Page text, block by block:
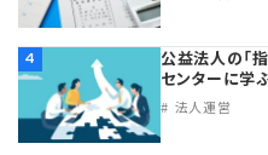
4
公益法人の「
センターに学
法人運営